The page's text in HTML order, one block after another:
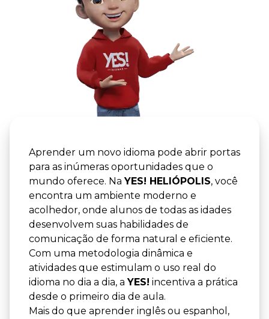
YES! -
Aprender um novo idioma pode abrir portas
para as inúmeras oportunidades que o
mundo oferece. NaYES! HELIÓPOLIS, você
encontra um ambiente moderno e
acolhedor, onde alunos de todas as idades
desenvolvem suas habilidades de
comunicação de forma natural e eficiente.
Com uma metodologia dinâmica e
atividades que estimulam o uso real do
idioma no dia a dia, aYES! incentiva a prática
desde o primeiro dia de aula.
Mais do que aprender inglês ou espanhol,